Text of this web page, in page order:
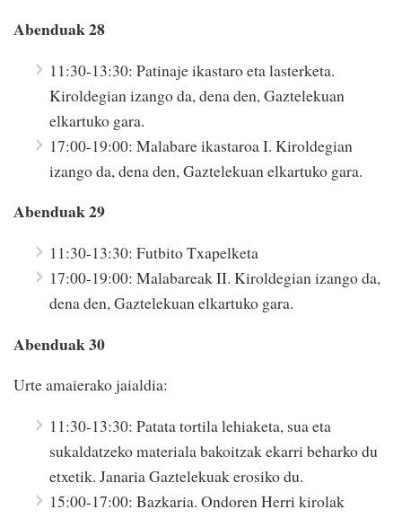
Abenduak 28
11:30-13:30: Patinaje ikastaro eta lasterketa.
Kiroldegian izango da, dena den, Gaztelekuan
elkartuko gara.
17:00-19:00: Malabare ikastaroa I. Kiroldegian
izango da, dena den, Gaztelekuan elkartuko gara.
Abenduak 29
11:30-13:30: Futbito Txapelketa
17:00-19:00: Malabareak II. Kiroldegian izango da,
dena den, Gaztelekuan elkartuko gara.
Abenduak 30
Urte amaierako jaialdia:
11:30-13:30: Patata tortila lehiaketa, sua eta
sukaldatzeko materiala bakoitzak ekarri beharko du
etxetik. Janaria Gaztelekuak erosiko du.
15:00-17:00: Bazkaria. Ondoren Herri kirolak